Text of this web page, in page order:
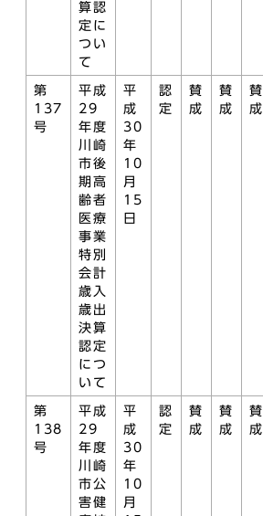
算認
定に
つい
て
第
137
号
平成
29
年度
川崎
市後
期高
齢者
医療
事業
特別
会計
歳入
歳出
決算
認定
につ
いて
平
成
30
年
10
月
15
日
認
定
賛
成
賛
成
賛
成
第
138
号
平成
29
年度
川崎
市公
害健
平
成
30
年
10
月
認
定
賛
成
賛
成
賛
成